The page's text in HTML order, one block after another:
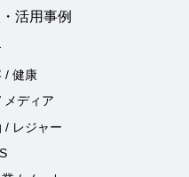
活用事例
/ 健康
メディア
/ レジャー